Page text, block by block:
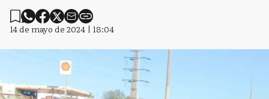
14 de mayo de 2024 | 18:04